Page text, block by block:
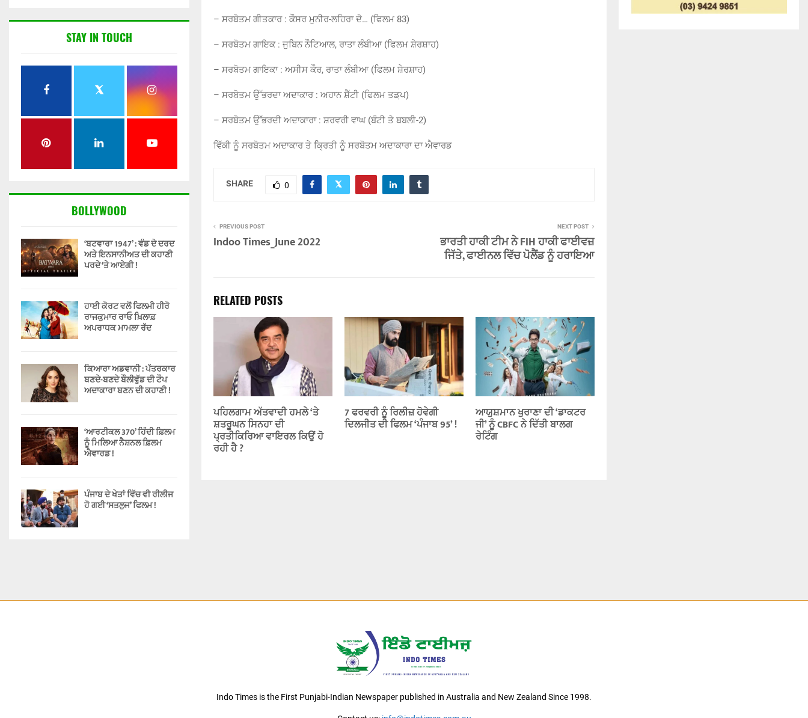
– ਸਰਬੋਤਮ ਗੀਤਕਾਰ : ਕੌਸਰ ਮੁਨੀਰ-ਲਹਿਰਾ ਦੋ… (ਫਿਲਮ 83)
– ਸਰਬੋਤਮ ਗਾਇਕ : ਜੁਬਿਨ ਨੌਟਿਆਲ, ਰਾਤਾ ਲੰਬੀਆ (ਫਿਲਮ ਸ਼ੇਰਸ਼ਾਹ)
– ਸਰਬੋਤਮ ਗਾਇਕਾ : ਅਸੀਸ ਕੌਰ, ਰਾਤਾ ਲੰਬੀਆ (ਫਿਲਮ ਸ਼ੇਰਸ਼ਾਹ)
– ਸਰਬੋਤਮ ਉੱਭਰਦਾ ਅਦਾਕਾਰ : ਅਹਾਨ ਸ਼ੈੱਟੀ (ਫਿਲਮ ਤਡ਼ਪ)
– ਸਰਬੋਤਮ ਉੱਭਰਦੀ ਅਦਾਕਾਰਾ : ਸ਼ਰਵਰੀ ਵਾਘ (ਬੰਟੀ ਤੇ ਬਬਲੀ-2)
ਵਿੱਕੀ ਨੂੰ ਸਰਬੋਤਮ ਅਦਾਕਾਰ ਤੇ ਕ੍ਰਿਤੀ ਨੂੰ ਸਰਬੋਤਮ ਅਦਾਕਾਰਾ ਦਾ ਐਵਾਰਡ
SHARE 0
PREVIOUS POST
Indoo Times_June 2022
NEXT POST
ਭਾਰਤੀ ਹਾਕੀ ਟੀਮ ਨੇ FIH ਹਾਕੀ ਫਾਈਵਜ਼
ਜਿੱਤੇ, ਫਾਈਨਲ ਵਿੱਚ ਪੋਲੈਂਡ ਨੂੰ ਹਰਾਇਆ
RELATED POSTS
ਪਹਿਲਗਾਮ ਅੱਤਵਾਦੀ ਹਮਲੇ ‘ਤੇ
ਸ਼ਤਰੂਘਨ ਸਿਨਹਾ ਦੀ
ਪ੍ਰਤੀਕਿਰਿਆ ਵਾਇਰਲ ਕਿਉਂ ਹੋ
ਰਹੀ ਹੈ ?
7 ਫਰਵਰੀ ਨੂੰ ਰਿਲੀਜ਼ ਹੋਵੇਗੀ
ਦਿਲਜੀਤ ਦੀ ਫਿਲਮ ‘ਪੰਜਾਬ 95’ !
ਆਯੁਸ਼ਮਾਨ ਖੁਰਾਣਾ ਦੀ ‘ਡਾਕਟਰ
ਜੀ’ ਨੂੰ CBFC ਨੇ ਦਿੱਤੀ ਬਾਲਗ
ਰੇਟਿੰਗ
STAY IN TOUCH
BOLLYWOOD
‘ਬਟਵਾਰਾ 1947’ : ਵੰਡ ਦੇ ਦਰਦ
ਅਤੇ ਇਨਸਾਨੀਅਤ ਦੀ ਕਹਾਣੀ
ਪਰਦੇ ‘ਤੇ ਆਏਗੀ !
ਹਾਈ ਕੋਰਟ ਵਲੋਂ ਫਿਲਮੀ ਹੀਰੋ
ਰਾਜਕੁਮਾਰ ਰਾਓ ਖ਼ਿਲਾਫ਼
ਅਪਰਾਧਕ ਮਾਮਲਾ ਰੱਦ
ਕਿਆਰਾ ਅਡਵਾਨੀ : ਪੱਤਰਕਾਰ
ਬਣਦੇ-ਬਣਦੇ ਬੌਲੀਵੁੱਡ ਦੀ ਟੌਪ
ਅਦਾਕਾਰਾ ਬਣਨ ਦੀ ਕਹਾਣੀ !
‘ਆਰਟੀਕਲ 370’ ਹਿੰਦੀ ਫ਼ਿਲਮ
ਨੂੰ ਮਿਲਿਆ ਨੈਸ਼ਨਲ ਫ਼ਿਲਮ
ਐਵਾਰਡ !
ਪੰਜਾਬ ਦੇ ਖੇਤਾਂ ਵਿੱਚ ਵੀ ਰੀਲੀਜ
ਹੋ ਗਈ ‘ਸਤਲੁਜ’ ਫਿਲਮ !
Indo Times is the First Punjabi-Indian Newspaper published in Australia and New Zealand Since 1998.